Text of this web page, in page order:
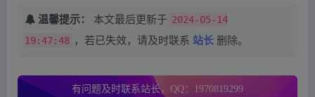
温馨提示： 本文最后更新于 2024-05-14
19:47:48 ，若已失效，请及时联系 站长 删除。
有问题及时联系站长，QQ：1970819299